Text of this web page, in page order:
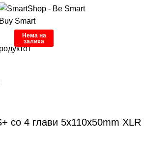
Нема на
залиха
со 4 глави 5x110x50mm XLR